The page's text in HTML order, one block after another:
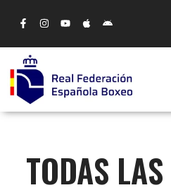
TODAS